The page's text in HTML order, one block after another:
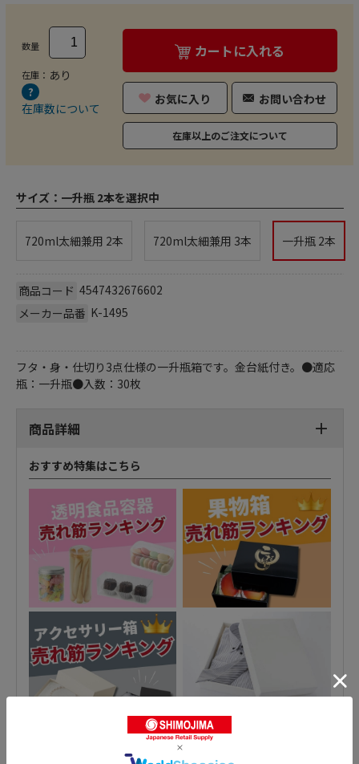
数量
在庫： あり
在庫数について
カートに入れる
お気に入り お問い合わせ
在庫以上のご注文について
サイズ： 一升瓶 2本を選択中
720ml太細兼用 2本 720ml太細兼用 3本 一升瓶 2本
商品コード 4547432676602
メーカー品番 K-1495
フタ・身・仕切り3点仕様の一升瓶箱です。金台紙付き。●適応
瓶：一升瓶●入数：30枚
商品詳細
おすすめ特集はこちら